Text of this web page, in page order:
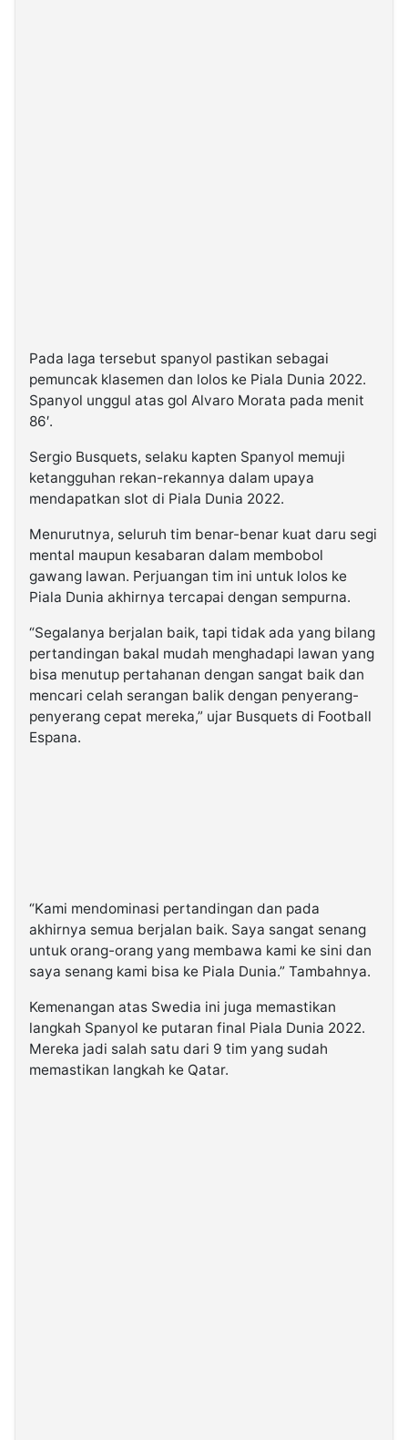
Pada laga tersebut spanyol pastikan sebagai
pemuncak klasemen dan lolos ke Piala Dunia 2022.
Spanyol unggul atas gol Alvaro Morata pada menit
86′.
Sergio Busquets, selaku kapten Spanyol memuji
ketangguhan rekan-rekannya dalam upaya
mendapatkan slot di Piala Dunia 2022.
Menurutnya, seluruh tim benar-benar kuat daru segi
mental maupun kesabaran dalam membobol
gawang lawan. Perjuangan tim ini untuk lolos ke
Piala Dunia akhirnya tercapai dengan sempurna.
“Segalanya berjalan baik, tapi tidak ada yang bilang
pertandingan bakal mudah menghadapi lawan yang
bisa menutup pertahanan dengan sangat baik dan
mencari celah serangan balik dengan penyerang-
penyerang cepat mereka,” ujar Busquets di Football
Espana.
“Kami mendominasi pertandingan dan pada
akhirnya semua berjalan baik. Saya sangat senang
untuk orang-orang yang membawa kami ke sini dan
saya senang kami bisa ke Piala Dunia.” Tambahnya.
Kemenangan atas Swedia ini juga memastikan
langkah Spanyol ke putaran final Piala Dunia 2022.
Mereka jadi salah satu dari 9 tim yang sudah
memastikan langkah ke Qatar.